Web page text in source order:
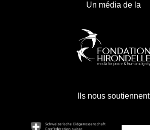
Un média de la
Ils nous soutiennent